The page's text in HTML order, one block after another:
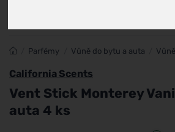
Parfémy Vůně do bytu a auta
California Scents
Vent Stick Monterey
auta 4 ks